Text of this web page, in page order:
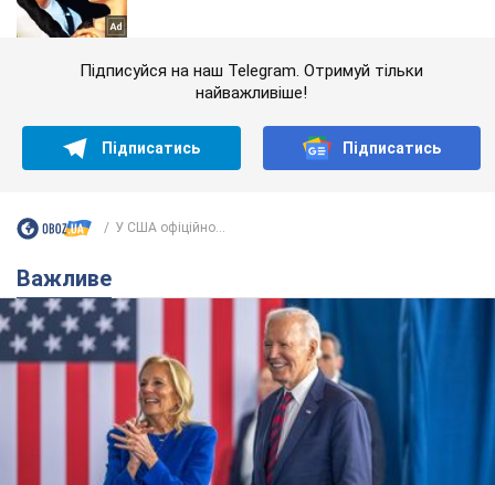
Підписуйся на наш Telegram. Отримуй тільки
найважливіше!
Підписатись Підписатись
У США офіційно...
Важливе